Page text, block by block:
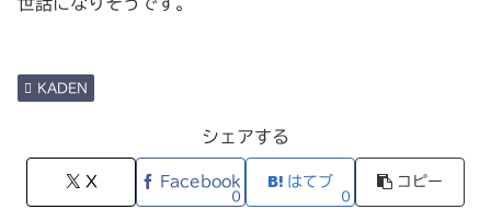
KADEN
シェアする
X Facebook
0
はてブ
0
コピー